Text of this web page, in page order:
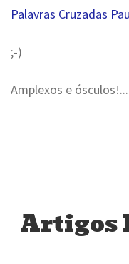
Palavras Cruzadas
;-)
Amplexos e ósculos!...
Artigos